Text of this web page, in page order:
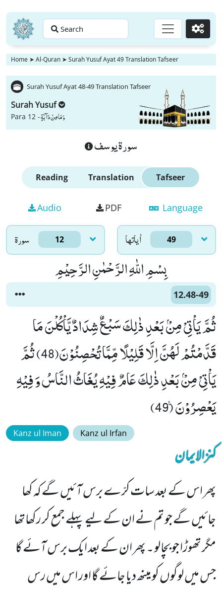
Search Go
Home ➤ Al-Quran ➤ Surah Yusuf Ayat 49 Translation Tafseer
Surah Yusuf Ayat 48-49 Translation Tafseer
Surah Yusuf
Para 12 -وَ مَا مِنْ دَآبَّةٍ
سورة يوسف
Reading Translation Tafseer
Audio PDF Language
سورۃ 12 اٰياتها 49
بِسْمِ اللّٰهِ الرَّحْمٰنِ الرَّحِیْمِ
12.48-49
ثُمَّ یَاْتِیْ مِنْۢ بَعْدِ ذٰلِكَ سَبْعٌ شِدَادٌ یَّاْكُلْنَ مَا
قَدَّمْتُمْ لَهُنَّ اِلَّا قَلِیْلًا مِّمَّا تُحْصِنُوْنَ(48) ثُمَّ
یَاْتِیْ مِنْۢ بَعْدِ ذٰلِكَ عَامٌ فِیْهِ یُغَاثُ النَّاسُ وَ فِیْهِ
یَعْصِرُوْنَ۠ (49)
Kanz ul Iman Kanz ul Irfan
کنزالایمان
پھر اس کے بعد سات کرّے برس آئیں گے کہ کھا
جائیں گے جو تم نے ان کے لیے پہلے جمع کر رکھاتھا
مگر تھوڑا جو بچالو ۔ پھر ان کے بعد ایک برس آئے گا
جس میں لوگوں کو مینھ دیا جائے گا اور اس میں رس